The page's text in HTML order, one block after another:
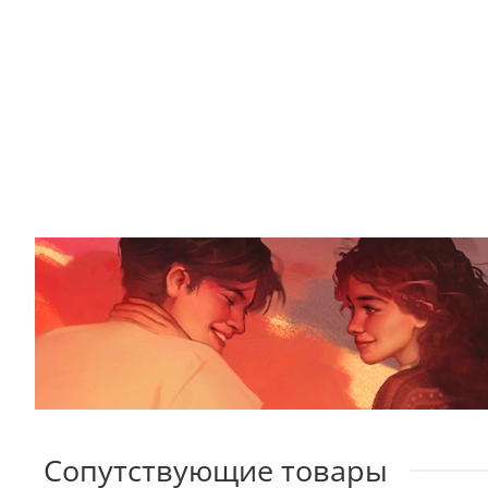
Сопутствующие товары